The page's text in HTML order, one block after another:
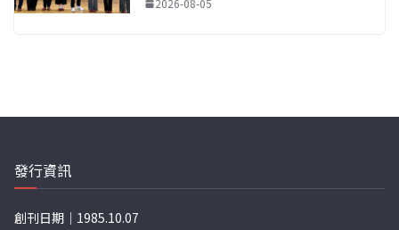
2026-08-05
發行資訊
創刊日期｜1985.10.07